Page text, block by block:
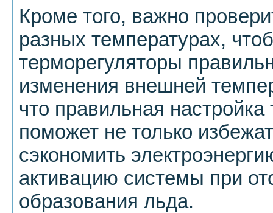
Кроме того, важно
разных температурах,
терморегуляторы
изменения внешней
что правильная
поможет не только
сэкономить
активацию системы при
образования льда.